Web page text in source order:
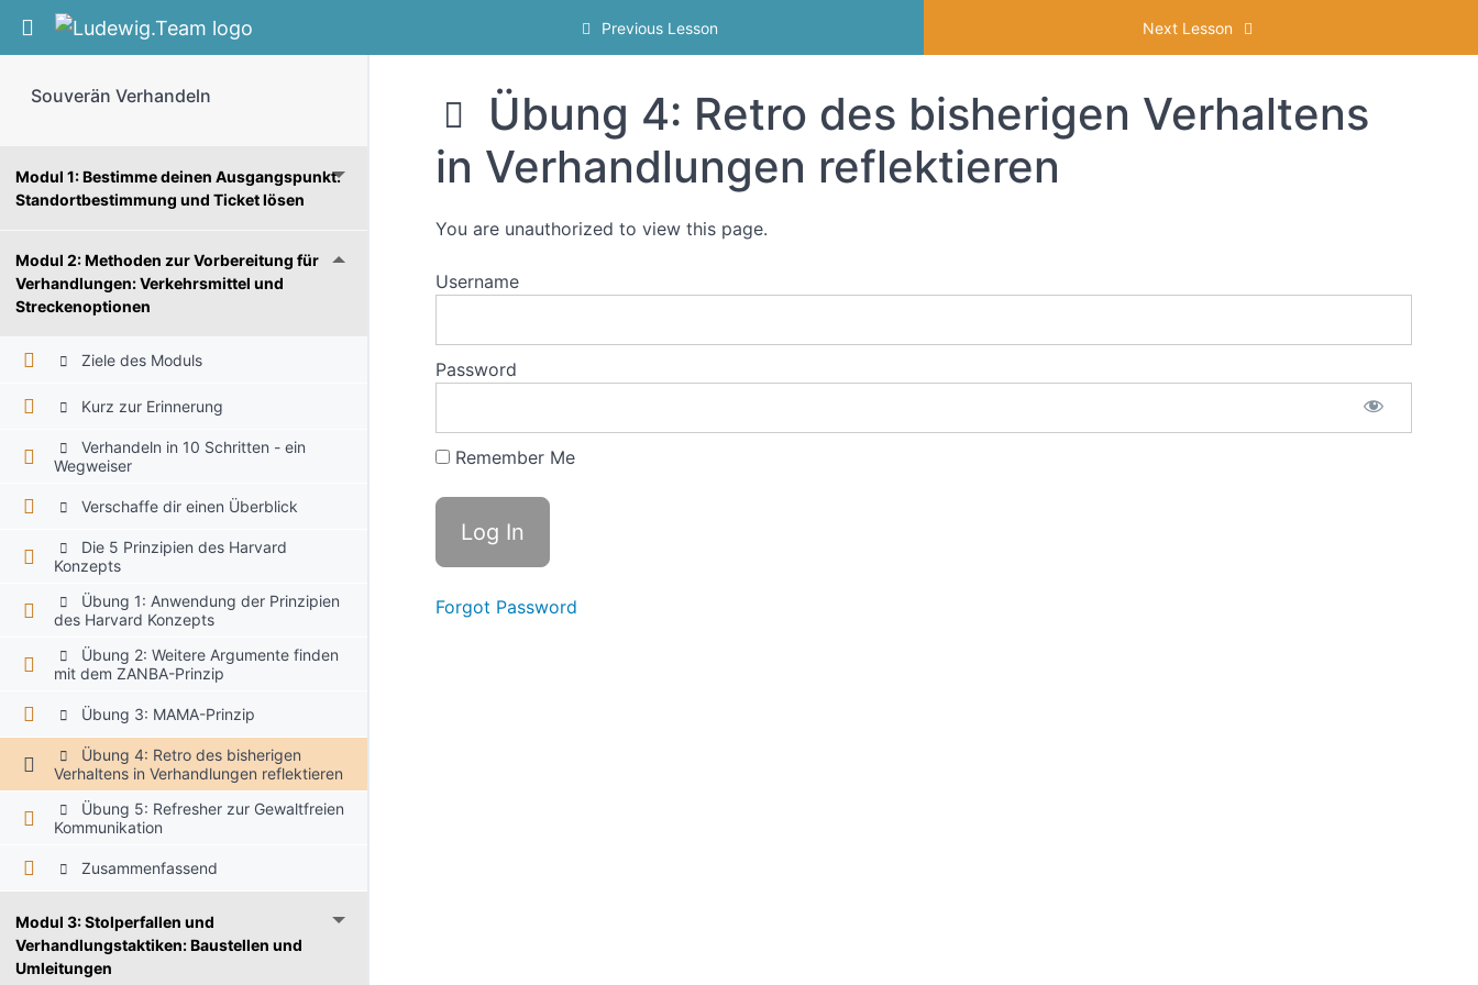
Return to course: Souverän Verhandeln Previous Lesson Next Lesson
Souverän Verhandeln
Modul 1: Bestimme deinen Ausgangspunkt:
Standortbestimmung und Ticket lösen
Modul 2: Methoden zur Vorbereitung für
Verhandlungen: Verkehrsmittel und
Streckenoptionen
Ziele des Moduls
Kurz zur Erinnerung
Verhandeln in 10 Schritten - ein
Wegweiser
Verschaffe dir einen Überblick
Die 5 Prinzipien des Harvard
Konzepts
Übung 1: Anwendung der Prinzipien
des Harvard Konzepts
Übung 2: Weitere Argumente finden
mit dem ZANBA-Prinzip
Übung 3: MAMA-Prinzip
Übung 4: Retro des bisherigen
Verhaltens in Verhandlungen reflektieren
Übung 5: Refresher zur Gewaltfreien
Kommunikation
Zusammenfassend
Modul 3: Stolperfallen und
Verhandlungstaktiken: Baustellen und
Umleitungen
Übung 4: Retro des bisherigen Verhaltens
in Verhandlungen reflektieren
You are unauthorized to view this page.
Username
Password
Remember Me
Forgot Password